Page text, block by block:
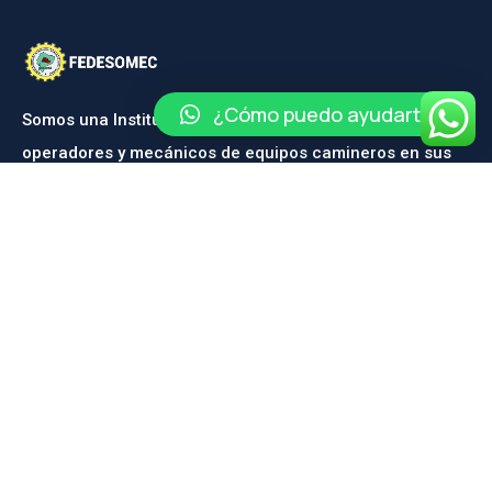
Somos una Institución dedicada a la capacitación de
operadores y mecánicos de equipos camineros en sus
¿Cómo puedo ayudarte?